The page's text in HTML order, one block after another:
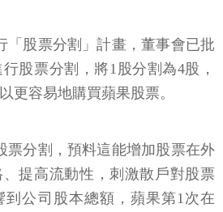
「股票分割」計畫，董事會已批
股票分割，將1股分割為4股，
更容易地購買蘋果股票。
票分割，預料這能增加股票在外
提高流動性，刺激散戶對股票
到公司股本總額，蘋果第1次在